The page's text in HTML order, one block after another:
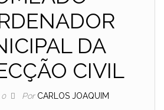
DA
CIVIL
0 Por CARLOS JOAQUIM